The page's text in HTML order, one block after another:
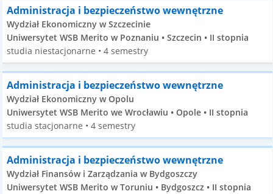
Administracja i bezpieczeństwo wewnętrzne
Wydział Ekonomiczny w Szczecinie
Uniwersytet WSB Merito w Poznaniu • Szczecin • II stopnia
studia niestacjonarne • 4 semestry
Administracja i bezpieczeństwo wewnętrzne
Wydział Ekonomiczny w Opolu
Uniwersytet WSB Merito we Wrocławiu • Opole • II stopnia
studia stacjonarne • 4 semestry
Administracja i bezpieczeństwo wewnętrzne
Wydział Finansów i Zarządzania w Bydgoszczy
Uniwersytet WSB Merito w Toruniu • Bydgoszcz • II stopnia